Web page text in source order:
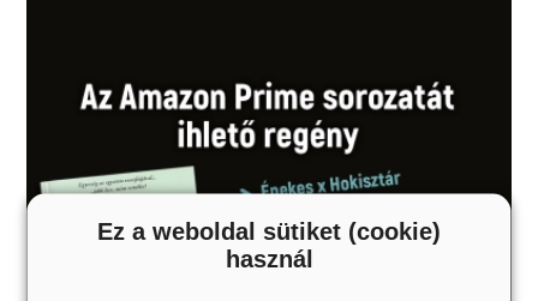
Ez a weboldal sütiket (cookie)
használ